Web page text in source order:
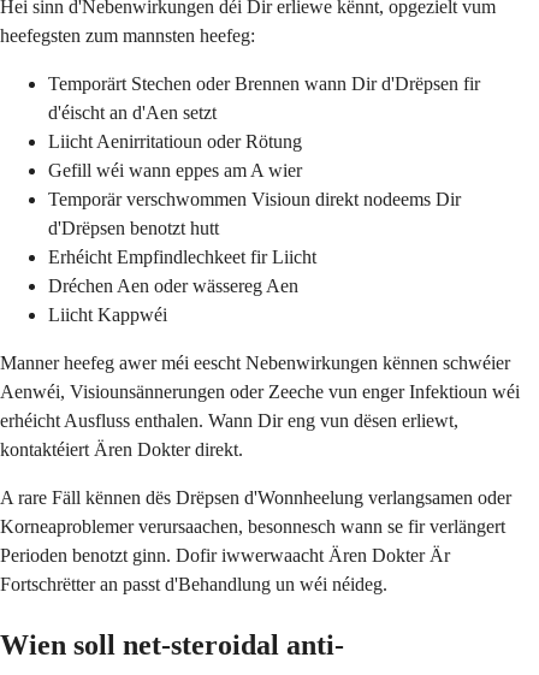
Hei sinn d'Nebenwirkungen déi Dir erliewe kënnt, opgezielt vum
heefegsten zum mannsten heefeg:
Temporärt Stechen oder Brennen wann Dir d'Drëpsen fir
d'éischt an d'Aen setzt
Liicht Aenirritatioun oder Rötung
Gefill wéi wann eppes am A wier
Temporär verschwommen Visioun direkt nodeems Dir
d'Drëpsen benotzt hutt
Erhéicht Empfindlechkeet fir Liicht
Dréchen Aen oder wässereg Aen
Liicht Kappwéi
Manner heefeg awer méi eescht Nebenwirkungen kënnen schwéier
Aenwéi, Visiounsännerungen oder Zeeche vun enger Infektioun wéi
erhéicht Ausfluss enthalen. Wann Dir eng vun dësen erliewt,
kontaktéiert Ären Dokter direkt.
A rare Fäll kënnen dës Drëpsen d'Wonnheelung verlangsamen oder
Korneaproblemer verursaachen, besonnesch wann se fir verlängert
Perioden benotzt ginn. Dofir iwwerwaacht Ären Dokter Är
Fortschrëtter an passt d'Behandlung un wéi néideg.
Wien soll net-steroidal anti-